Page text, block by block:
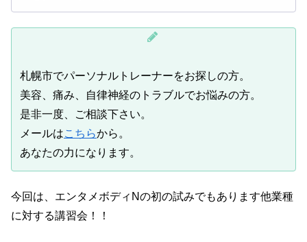
札幌市でパーソナルトレーナーをお探しの方。
美容、痛み、自律神経のトラブルでお悩みの方。
是非一度、ご相談下さい。
メールはこちらから。
あなたの力になります。
今回は、エンタメボディNの初の試みでもあります他業種
に対する講習会！！